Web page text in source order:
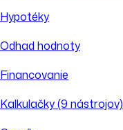
Hypotéky
Odhad hodnoty
Financovanie
Kalkulačky (9 nástrojov)